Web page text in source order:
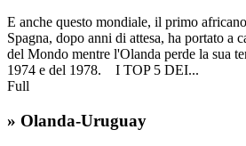
E anche questo mondiale, il primo
Spagna, dopo anni di attesa, ha portato a
del Mondo mentre l'Olanda perde la sua
1974 e del 1978. I TOP 5 DEI...
Full
» Olanda-Uruguay